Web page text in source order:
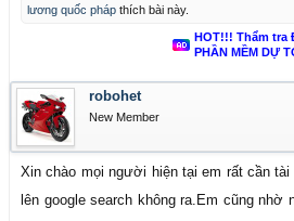
lương quốc pháp thích bài này.
HOT!!! Thẩm tra
PHẦN MỀM DỰ
robohet
New Member
Xin chào mọi người hiện tại em rất cần
lên google search không ra.Em cũng nhờ